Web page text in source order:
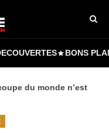
BONS
du monde n’est